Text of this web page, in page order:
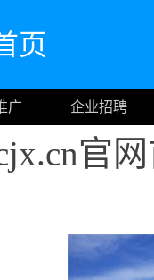
页
广 企业招聘
官